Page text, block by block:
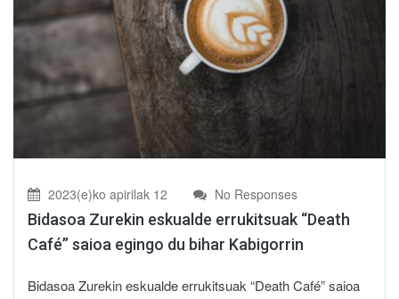
2023(e)ko apirilak 12 No Responses
Bidasoa Zurekin eskualde errukitsuak “Death
Café” saioa egingo du bihar Kabigorrin
Bidasoa Zurekin eskualde errukitsuak “Death Café” saioa